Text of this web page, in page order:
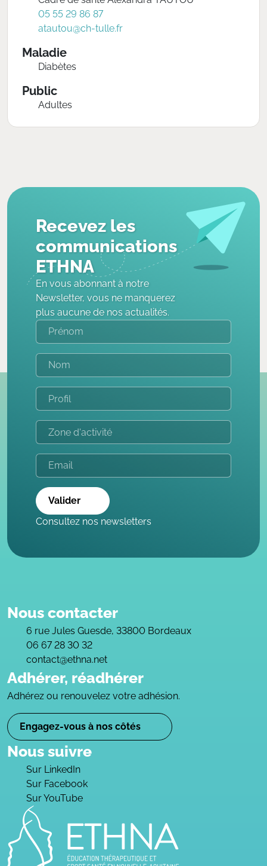
05 55 29 86 87
atautou@ch-tulle.fr
Maladie
Diabètes
Public
Adultes
Recevez les
communications
ETHNA
En vous abonnant à notre
Newsletter, vous ne manquerez
plus aucune de nos actualités.
Valider
Consultez nos newsletters
Nous contacter
6 rue Jules Guesde, 33800 Bordeaux
06 67 28 30 32
contact@ethna.net
Adhérer, réadhérer
Adhérez ou renouvelez votre adhésion.
Engagez-vous à nos côtés
Nous suivre
Sur LinkedIn
Sur Facebook
Sur YouTube